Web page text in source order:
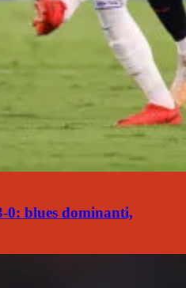
0: blues dominanti,